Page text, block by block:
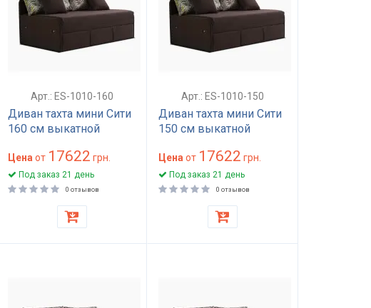
Арт.: ES-1010-160
Диван тахта мини Сити
160 см выкатной
Цена от 17622 грн.
Под заказ 21 день
0 отзывов
Арт.: ES-1010-150
Диван тахта мини Сити
150 см выкатной
Цена от 17622 грн.
Под заказ 21 день
0 отзывов